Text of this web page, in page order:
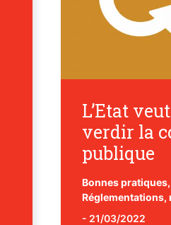
L’Etat
verdir la
publique
Bonnes pratiques,
Réglementations,
- 21/03/2022